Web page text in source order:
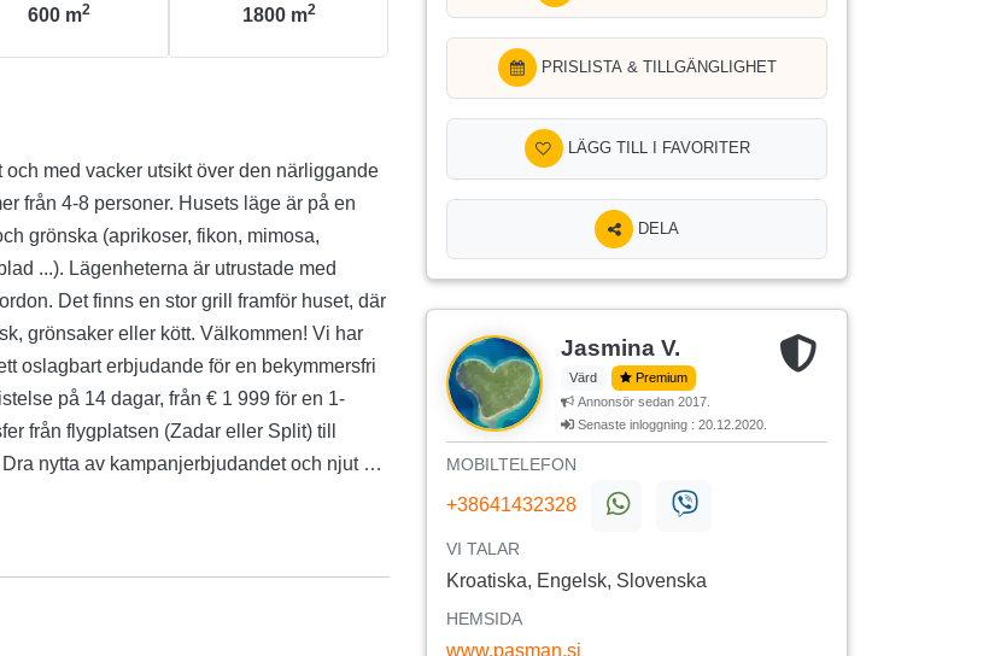
600 m2 1800 m2
med vacker utsikt över den närliggande
från 4-8 personer. Husets läge är på en
grönska (aprikoser, fikon, mimosa,
...). Lägenheterna är utrustade med
Det finns en stor grill framför huset, där
grönsaker eller kött. Välkommen! Vi har
oslagbart erbjudande för en bekymmersfri
på 14 dagar, från € 1 999 för en 1-
från flygplatsen (Zadar eller Split) till
nytta av kampanjerbjudandet och njut av
PRISLISTA & TILLGÄNGLIGHET
LÄGG TILL I FAVORITER
DELA
Jasmina V.
Värd
Premium
Annonsör sedan 2017.
Senaste inloggning : 20.12.2020.
MOBILTELEFON
+38641432328
VI TALAR
Kroatiska, Engelsk, Slovenska
HEMSIDA
www.pasman.si